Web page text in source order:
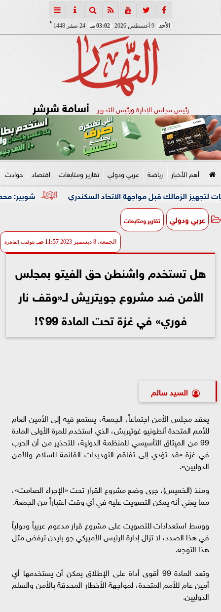
الأحد 03:02 مـ 24 صفر 1448
هـ
رئيس مجلس الإدارة ورئيس التحرير أسامة شرشر
أهم الأخبار رياضة عربي ودولي تقارير ومتابعات اقتصاد حوادث
شوبير: محمد شريف
عربي ودولي تقارير ومتابعات
الجمعة، 8 ديسمبر 2023 11:57 صـ بتوقيت القاهرة
هل تستخدم واشنطن حق الفيتو بمجلس
الأمن ضد مشروع جويتريش لـ«وقف نار
فوري» في غزة تحت المادة 99؟!
السيد سالم
يعقد مجلس الأمن اجتماعاً، الجمعة، يستمع فيه إلى الأمين العام
للأمم المتحدة أنطونيو غوتيريش، الذي استخدم للمرة الأولى المادة
99 من الميثاق التأسيسي للمنظمة الدولية، للتحذير من أن الحرب
في غزة «قد تؤدي إلى تفاقم التهديدات القائمة للسلام والأمن
الدوليين».
ومنذ (الخميس)، جرى وضع مشروع القرار تحت «الإجراء الصامت»،
مما يعني أنه يمكن التصويت عليه في أي وقت اعتباراً من الجمعة.
ووسط استعدادات للتصويت على مشروع قرار مدعوم عربياً ودولياً
في هذا الصدد، لا تزال إدارة الرئيس الأميركي جو بايدن ترفض مثل
هذا التوجه.
وتعد المادة 99 أقوى أداة على الإطلاق يمكن أن يستخدمها أي
أمين عام للأمم المتحدة، لمواجهة الأخطار المحدقة بالأمن والسلم
الدوليين.